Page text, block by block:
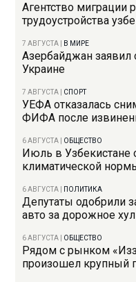
Агентство миграции
трудоустройства
7 АВГУСТА В МИРЕ
Азербайджан заявил
Украине
7 АВГУСТА СПОРТ
УЕФА отказалась
ФИФА после
6 АВГУСТА ОБЩЕСТВО
Июль в Узбекистане
климатической
6 АВГУСТА ПОЛИТИКА
Депутаты одобрили
авто за дорожное
6 АВГУСТА ОБЩЕСТВО
Рядом с рынком
произошел крупный